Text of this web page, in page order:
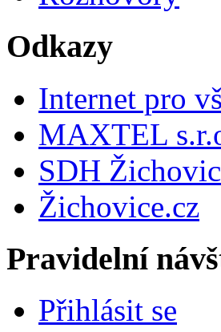
Odkazy
Internet pro
MAXTEL
SDH
Žichovice.cz
Pravidelní
Přihlásit se